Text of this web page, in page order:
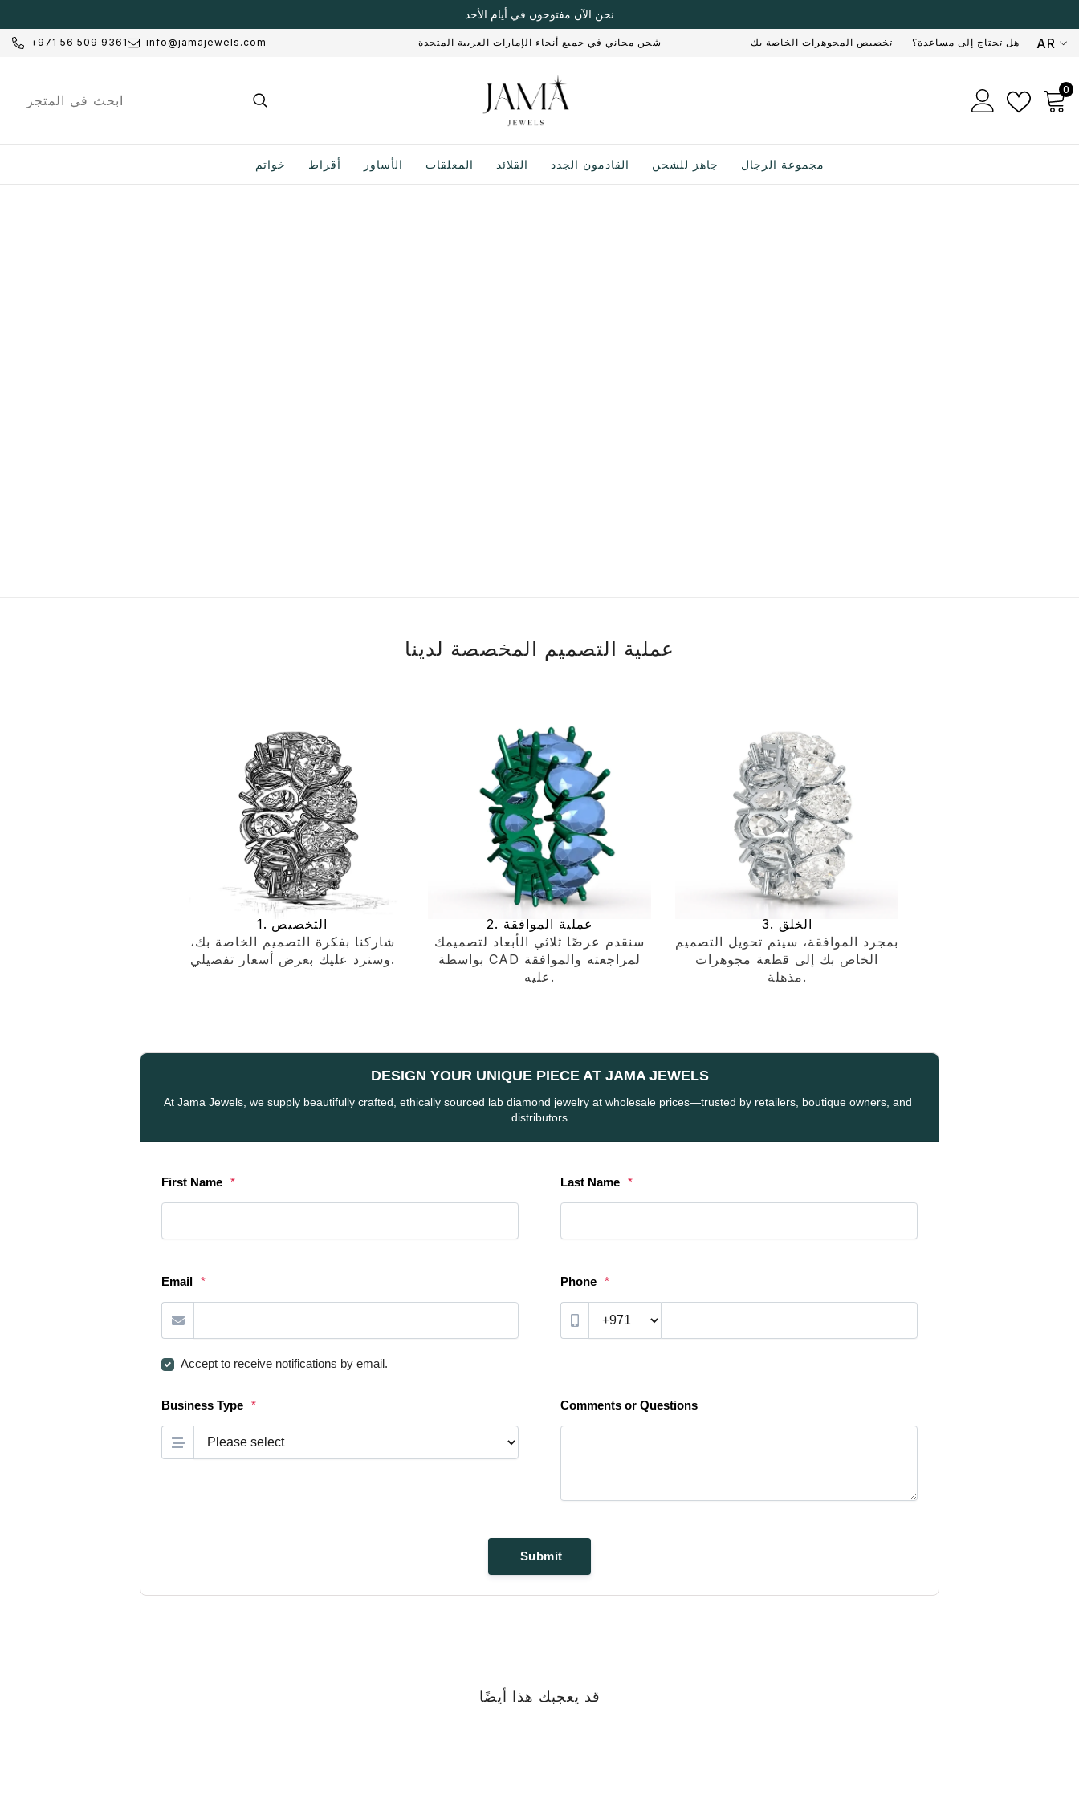
+971 56 509 9361 info@jamajewels.com شحن مجاني في جميع أنحاء الإمارات العربية المتحدة تخصيص المجوهرات الخاصة بك هل تحتاج إلى مساعدة؟
AR
AR
00
خواتم أقراط الأساور المعلقات القلائد القادمون الجدد جاهز للشحن مجموعة الرجال
عملية التصميم المخصصة لدينا
1. التخصيص
شاركنا بفكرة التصميم الخاصة بك،
وسنرد عليك بعرض أسعار تفصيلي.
2. عملية الموافقة
سنقدم عرضًا ثلاثي الأبعاد لتصميمك
بواسطة CAD لمراجعته والموافقة
عليه.
3. الخلق
بمجرد الموافقة، سيتم تحويل التصميم
الخاص بك إلى قطعة مجوهرات
مذهلة.
قد يعجبك هذا أيضًا